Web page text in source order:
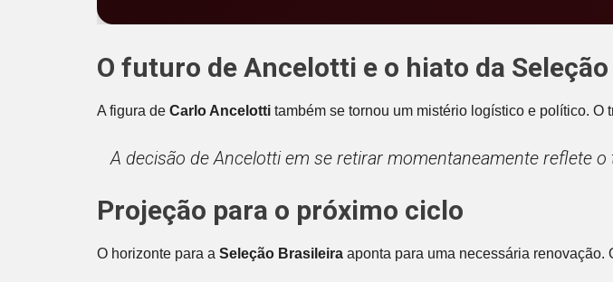
O futuro de Ancelotti e o hiato da Seleção
A figura de Carlo Ancelotti também se tornou um mistério logístico e político.
A decisão de Ancelotti em se retirar momentaneamente reflete
Projeção para o próximo ciclo
O horizonte para a Seleção Brasileira aponta para uma necessária renovação.